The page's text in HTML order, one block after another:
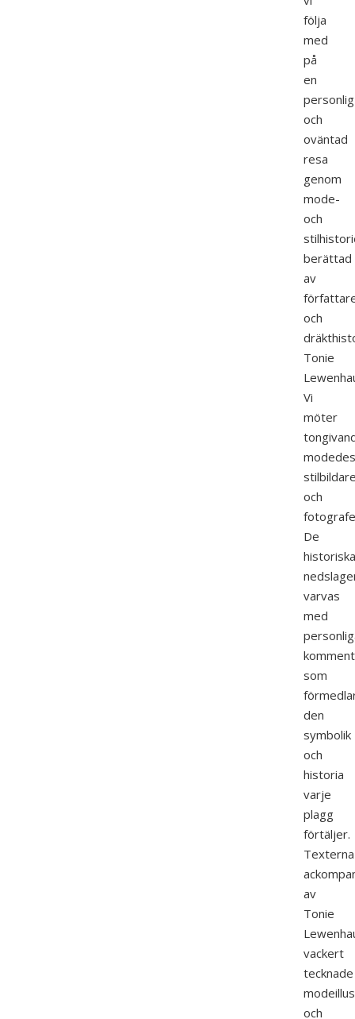
följa
med
på
en
personlig
och
oväntad
resa
genom
mode-
och
berättad
av
och
Tonie
Vi
möter
och
De
historiska
varvas
med
som
den
symbolik
och
historia
varje
plagg
förtäljer.
Texterna
av
Tonie
vackert
tecknade
och